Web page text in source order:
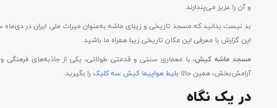
و آن را عزیز می‌پندارند.
این گزارش با معرفی این مکان تاریخی زیبا همراه ما باشید.
مسجد ماشه کیش، با معماری سنتی و قدمتی طولانی، یکی از جاذبه‌های فرهنگی
آرامش‌بخش، همین حالا بلیط هواپیما کیش سه کلیک را بگیرید.
در یک نگاه